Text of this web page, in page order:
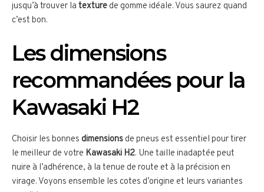
jusqu’à trouver la texture de gomme idéale. Vous saurez quand
c’est bon.
Les dimensions
recommandées pour la
Kawasaki H2
Choisir les bonnes dimensions de pneus est essentiel pour tirer
le meilleur de votre Kawasaki H2. Une taille inadaptée peut
nuire à l’adhérence, à la tenue de route et à la précision en
virage. Voyons ensemble les cotes d’origine et leurs variantes